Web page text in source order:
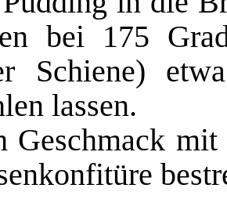
bei 175
Schiene)
lassen.
Geschmack